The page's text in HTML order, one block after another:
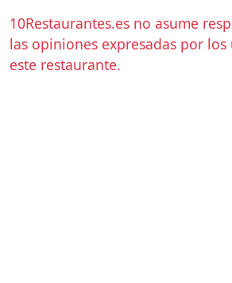
10Restaurantes.es no asume
las opiniones expresadas por los
este restaurante.